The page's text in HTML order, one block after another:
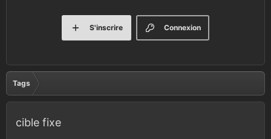
Connexion
S'inscrire
Tags
cible fixe